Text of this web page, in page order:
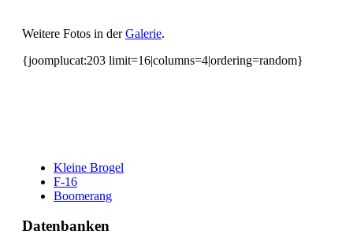
Weitere Fotos in derGalerie.
{joomplucat:203 limit=16|columns=4|ordering=random}
Kleine Brogel
F-16
Boomerang
Datenbanken